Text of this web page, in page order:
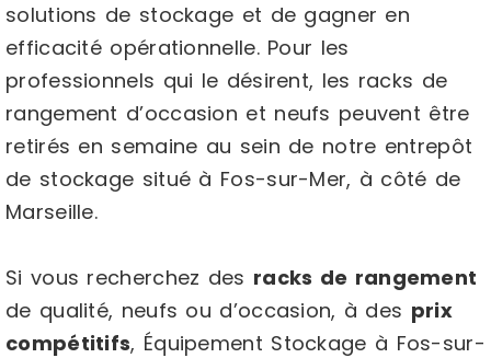
solutions de stockage et de gagner en
efficacité opérationnelle. Pour les
professionnels qui le désirent, les racks de
rangement d’occasion et neufs peuvent être
retirés en semaine au sein de notre entrepôt
de stockage situé à Fos-sur-Mer, à côté de
Marseille.
Si vous recherchez des racks de rangement
de qualité, neufs ou d’occasion, à des prix
compétitifs, Équipement Stockage à Fos-sur-